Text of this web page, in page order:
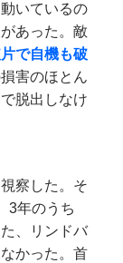
いているの
あった。敵
で自機も破
害のほとん
脱出しなけ
察した。そ
3年のうち
、リンドバ
かった。首